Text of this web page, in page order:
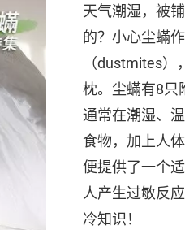
天气潮湿，被
的？小心尘蟎
（dustmites
枕。尘蟎有8只
通常在潮湿、
食物，加上人
便提供了一个
人产生过敏反
冷知识！